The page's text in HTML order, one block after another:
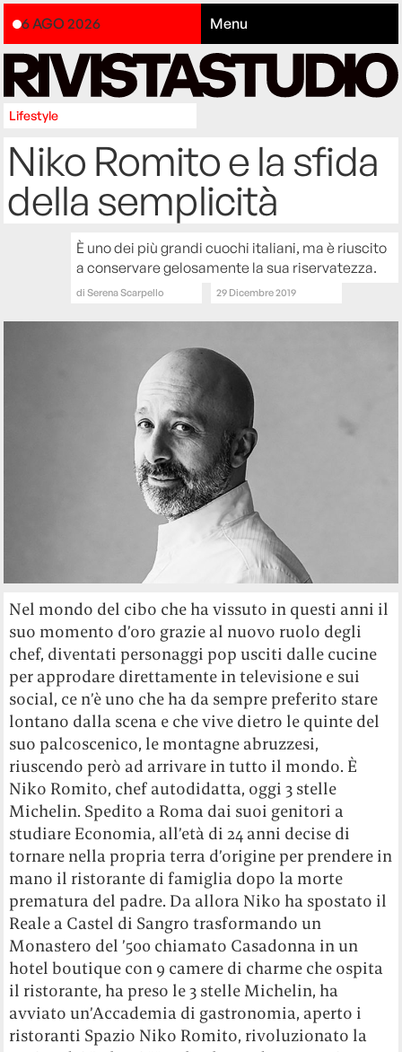
6 AGO 2026 Menu
Lifestyle
Niko Romito e la sfida
della semplicità
È uno dei più grandi cuochi italiani, ma è riuscito
a conservare gelosamente la sua riservatezza.
diSerena Scarpello 29 Dicembre 2019
Nel mondo del cibo che ha vissuto in questi anni il
suo momento d’oro grazie al nuovo ruolo degli
chef, diventati personaggi pop usciti dalle cucine
per approdare direttamente in televisione e sui
social, ce n’è uno che ha da sempre preferito stare
lontano dalla scena e che vive dietro le quinte del
suo palcoscenico, le montagne abruzzesi,
riuscendo però ad arrivare in tutto il mondo. È
Niko Romito, chef autodidatta, oggi 3 stelle
Michelin. Spedito a Roma dai suoi genitori a
studiare Economia, all’età di 24 anni decise di
tornare nella propria terra d’origine per prendere in
mano il ristorante di famiglia dopo la morte
prematura del padre. Da allora Niko ha spostato il
Reale a Castel di Sangro trasformando un
Monastero del ’500 chiamato Casadonna in un
hotel boutique con 9 camere di charme che ospita
il ristorante, ha preso le 3 stelle Michelin, ha
avviato un’Accademia di gastronomia, aperto i
ristoranti Spazio Niko Romito, rivoluzionato la